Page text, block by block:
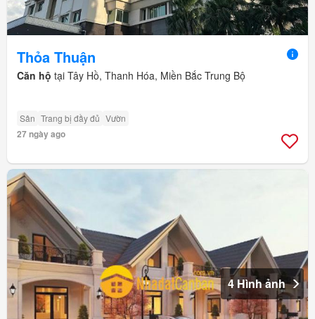
Thỏa Thuận
Căn hộ tại Tây Hồ, Thanh Hóa, Miền Bắc Trung Bộ
Sân Trang bị đầy đủ Vườn
27 ngày ago
4 Hình ảnh